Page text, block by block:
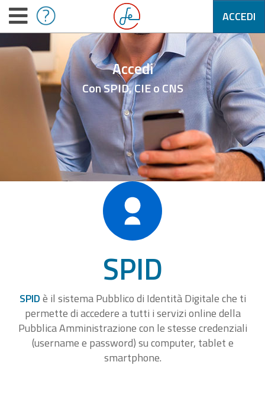
ACCEDI
Accedi
Con SPID, CIE o CNS
SPID
SPIDè il sistema Pubblico di Identità Digitale che ti
permette di accedere a tutti i servizi online della
Pubblica Amministrazione con le stesse credenziali
(username e password) su computer, tablet e
smartphone.